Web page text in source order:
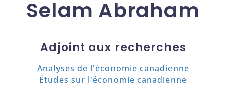
Selam Abraham
Adjoint aux recherches
Analyses de l'économie canadienne
Études sur l'économie canadienne